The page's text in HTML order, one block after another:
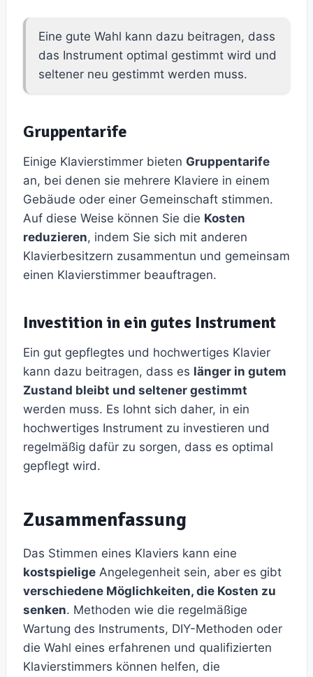
Eine gute Wahl kann dazu beitragen, dass
das Instrument optimal gestimmt wird und
seltener neu gestimmt werden muss.
Gruppentarife
Einige Klavierstimmer bieten Gruppentarife
an, bei denen sie mehrere Klaviere in einem
Gebäude oder einer Gemeinschaft stimmen.
Auf diese Weise können Sie die Kosten
reduzieren, indem Sie sich mit anderen
Klavierbesitzern zusammentun und gemeinsam
einen Klavierstimmer beauftragen.
Investition in ein gutes Instrument
Ein gut gepflegtes und hochwertiges Klavier
kann dazu beitragen, dass es länger in gutem
Zustand bleibt und seltener gestimmt
werden muss. Es lohnt sich daher, in ein
hochwertiges Instrument zu investieren und
regelmäßig dafür zu sorgen, dass es optimal
gepflegt wird.
Zusammenfassung
Das Stimmen eines Klaviers kann eine
kostspielige Angelegenheit sein, aber es gibt
verschiedene Möglichkeiten, die Kosten zu
senken. Methoden wie die regelmäßige
Wartung des Instruments, DIY-Methoden oder
die Wahl eines erfahrenen und qualifizierten
Klavierstimmers können helfen, die